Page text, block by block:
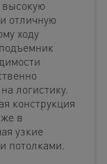
высокую
отличную
ходу
логистику.
конструкция
в
узкие
потолками.